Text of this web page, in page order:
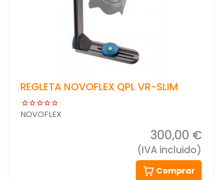
REGLETA NOVOFLEX QPL VR-SLIM
NOVOFLEX
300,00 €
(IVA incluido)
Comprar